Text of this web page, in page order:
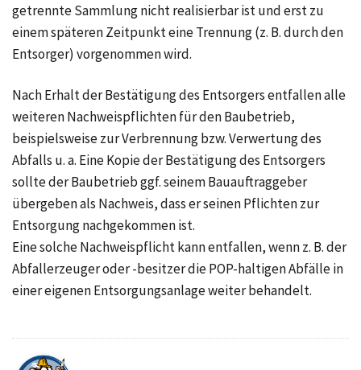
getrennte Sammlung nicht realisierbar ist und erst zu
einem späteren Zeitpunkt eine Trennung (z. B. durch den
Entsorger) vorgenommen wird.
Nach Erhalt der Bestätigung des Entsorgers entfallen alle
weiteren Nachweispflichten für den Baubetrieb,
beispielsweise zur Verbrennung bzw. Verwertung des
Abfalls u. a. Eine Kopie der Bestätigung des Entsorgers
sollte der Baubetrieb ggf. seinem Bauauftraggeber
übergeben als Nachweis, dass er seinen Pflichten zur
Entsorgung nachgekommen ist.
Eine solche Nachweispflicht kann entfallen, wenn z. B. der
Abfallerzeuger oder -besitzer die POP-haltigen Abfälle in
einer eigenen Entsorgungsanlage weiter behandelt.